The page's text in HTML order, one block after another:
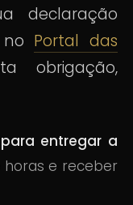
declaração
Portal das
obrigação,
entregar a
e receber